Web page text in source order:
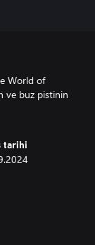
World of
ve buz pistinin
tarihi